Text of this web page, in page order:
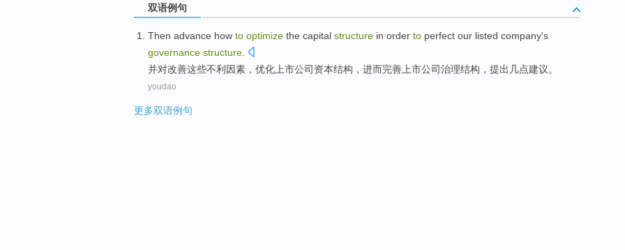
双语例句
Then advance how to optimize the capital structure in order to perfect our listed company's
governance structure
并对改善这些不利 因素，优化 上市公司 资本结构 ，进而完善 上市公司治理结构，提出几点建议。
youdao
更多双语例句